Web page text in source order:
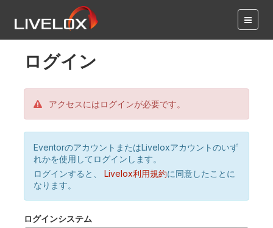
ログイン
アクセスにはログインが必要です。
EventorのアカウントまたはLiveloxアカウントのいず
れかを使用してログインします。
ログインすると、
Livelox利用規約に同意したことに
なります。
ログインシステム